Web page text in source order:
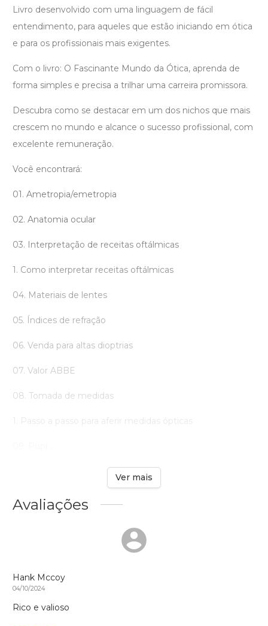
Livro desenvolvido com uma linguagem de fácil
entendimento, para aqueles que estão iniciando em ótica
e para os profissionais mais exigentes.
Com o livro: O Fascinante Mundo da Ótica, aprenda de
forma simples e precisa a trilhar uma carreira promissora.
Descubra como se destacar em um dos nichos que mais
crescem no mundo e alcance o sucesso profissional, com
excelente remuneração.
Você encontrará:
01. Ametropia/emetropia
02. Anatomia ocular
03. Interpretação de receitas oftálmicas
1. Como interpretar receitas oftálmicas
04. Materiais de lentes
05. Índices de refração
06. Venda para altas dioptrias
07. Valor ABBE
08. Tomada de medidas
1. Passo a passo para aferir medidas ópticas
Ver mais
Avaliações
Hank Mccoy
04/10/2024
Rico e valioso